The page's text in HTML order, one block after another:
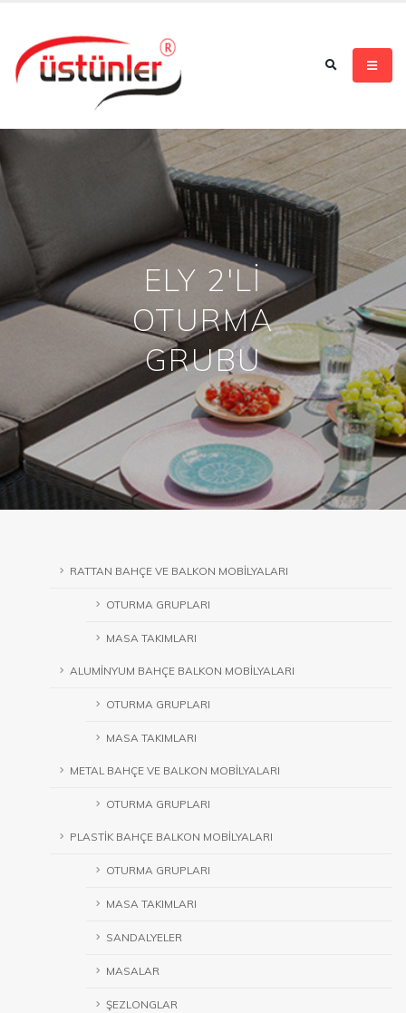
ELY 2'Lİ
OTURMA
GRUBU
RATTAN BAHÇE VE BALKON MOBİLYALARI
OTURMA GRUPLARI
MASA TAKIMLARI
ALUMİNYUM BAHÇE BALKON MOBİLYALARI
OTURMA GRUPLARI
MASA TAKIMLARI
METAL BAHÇE VE BALKON MOBİLYALARI
OTURMA GRUPLARI
PLASTİK BAHÇE BALKON MOBİLYALARI
OTURMA GRUPLARI
MASA TAKIMLARI
SANDALYELER
MASALAR
ŞEZLONGLAR